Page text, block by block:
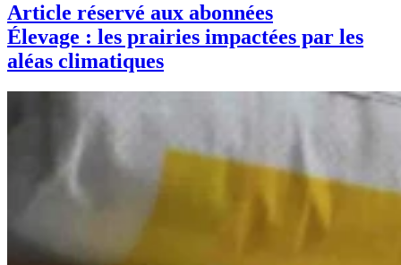
Article réservé aux abonnées
Élevage : les prairies impactées par les
aléas climatiques